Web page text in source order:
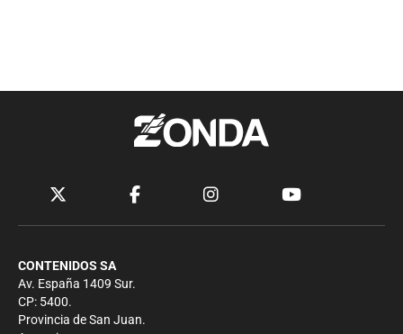
CONTENIDOS SA
Av. España 1409 Sur.
CP: 5400.
Provincia de San Juan.